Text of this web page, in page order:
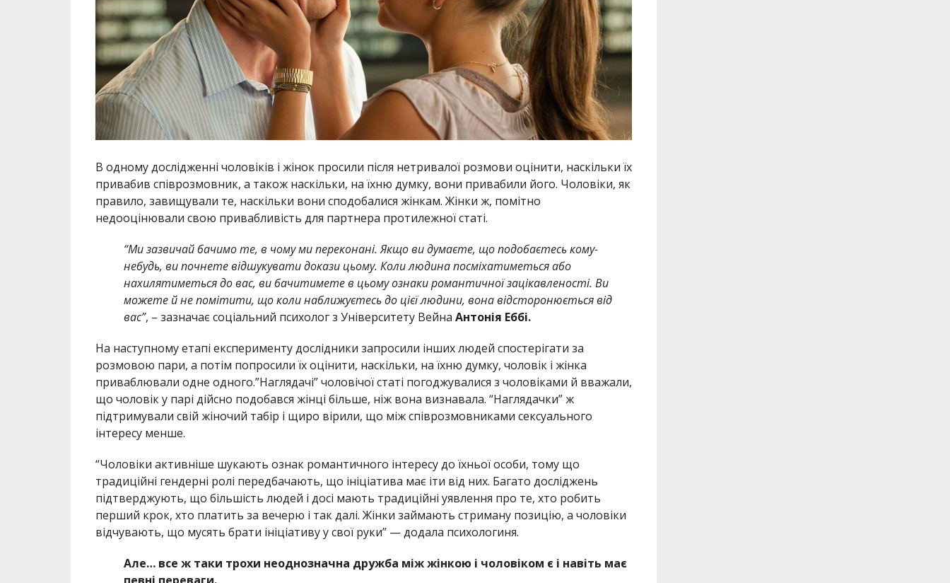
В одному дослідженні чоловіків і жінок просили після нетривалої розмови оцінити, наскільки їх
привабив співрозмовник, а також наскільки, на їхню думку, вони привабили його. Чоловіки, як
правило, завищували те, наскільки вони сподобалися жінкам. Жінки ж, помітно
недооцінювали свою привабливість для партнера протилежної статі.
“Ми зазвичай бачимо те, в чому ми переконані. Якщо ви думаєте, що подобаєтесь кому-
небудь, ви почнете відшукувати докази цьому. Коли людина посміхатиметься або
нахилятиметься до вас, ви бачитимете в цьому ознаки романтичної зацікавленості. Ви
можете й не помітити, що коли наближуєтесь до цієї людини, вона відсторонюється від
вас”, – зазначає соціальний психолог з Університету Вейна Антонія Еббі.
На наступному етапі експерименту дослідники запросили інших людей спостерігати за
розмовою пари, а потім попросили їх оцінити, наскільки, на їхню думку, чоловік і жінка
приваблювали одне одного.”Наглядачі” чоловічої статі погоджувалися з чоловіками й вважали,
що чоловік у парі дійсно подобався жінці більше, ніж вона визнавала. “Наглядачки” ж
підтримували свій жіночий табір і щиро вірили, що між співрозмовниками сексуального
інтересу менше.
“Чоловіки активніше шукають ознак романтичного інтересу до їхньої особи, тому що
традиційні гендерні ролі передбачають, що ініціатива має іти від них. Багато досліджень
підтверджують, що більшість людей і досі мають традиційні уявлення про те, хто робить
перший крок, хто платить за вечерю і так далі. Жінки займають стриману позицію, а чоловіки
відчувають, що мусять брати ініціативу у свої руки” — додала психологиня.
Але… все ж таки трохи неоднозначна дружба між жінкою і чоловіком є і навіть має